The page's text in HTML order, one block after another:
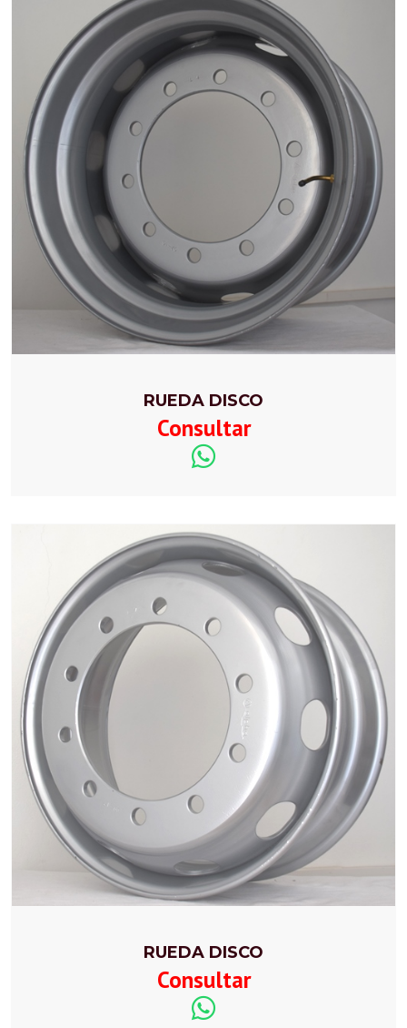
RUEDA DISCO
Consultar
RUEDA DISCO
Consultar